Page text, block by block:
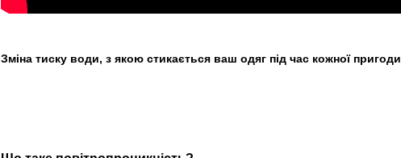
Зміна тиску води, з якою стикається ваш одяг під час кожної пригоди